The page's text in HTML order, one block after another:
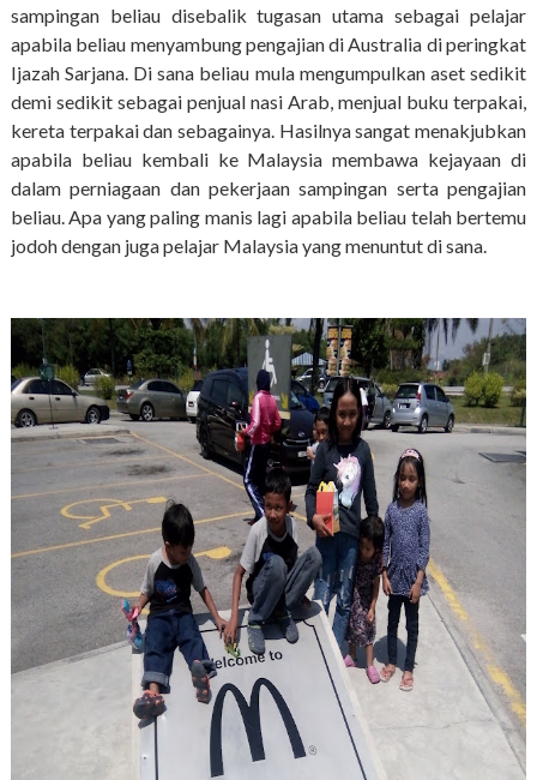
sampingan beliau disebalik tugasan utama sebagai pelajar
apabila beliau menyambung pengajian di Australia di peringkat
Ijazah Sarjana. Di sana beliau mula mengumpulkan aset sedikit
demi sedikit sebagai penjual nasi Arab, menjual buku terpakai,
kereta terpakai dan sebagainya. Hasilnya sangat menakjubkan
apabila beliau kembali ke Malaysia membawa kejayaan di
dalam perniagaan dan pekerjaan sampingan serta pengajian
beliau. Apa yang paling manis lagi apabila beliau telah bertemu
jodoh dengan juga pelajar Malaysia yang menuntut di sana.